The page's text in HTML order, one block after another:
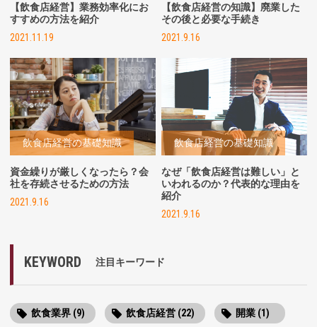
【飲食店経営】業務効率化にお
すすめの方法を紹介
2021.11.19
【飲食店経営の知識】廃業した
その後と必要な手続き
2021.9.16
飲食店経営の基礎知識
資金繰りが厳しくなったら？会
社を存続させるための方法
2021.9.16
飲食店経営の基礎知識
なぜ「飲食店経営は難しい」と
いわれるのか？代表的な理由を
紹介
2021.9.16
KEYWORD 注目キーワード
飲食業界 (9) 飲食店経営 (22) 開業 (1)